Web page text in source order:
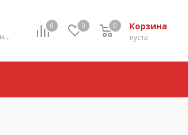
0 0 Корзина
0
пуста
0
Мой кабинет